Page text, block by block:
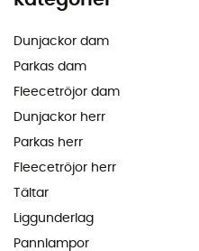
Dunjackor dam
Parkas dam
Fleecetröjor dam
Dunjackor herr
Parkas herr
Fleecetröjor herr
Tältar
Liggunderlag
Pannlampor